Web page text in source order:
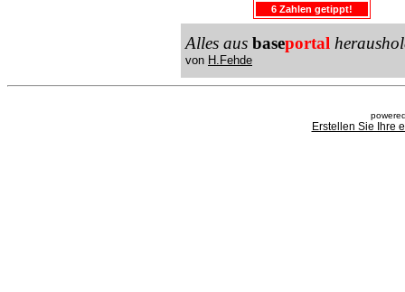
6 Zahlen getippt!
Alles aus baseportal
von H.Fehde
Erstellen Sie Ihre